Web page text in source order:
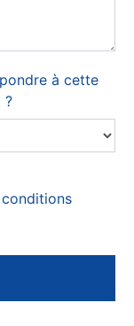
à cette
?